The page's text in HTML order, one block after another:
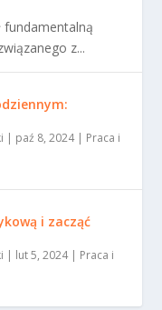
fundamentalną
z...
| paź 8, 2024| Praca i
i zacząć
| lut 5, 2024| Praca i